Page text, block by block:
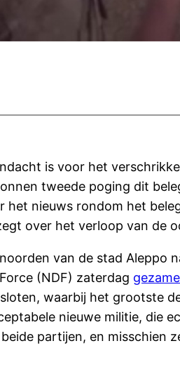
is voor het
tweede poging dit
nieuws rondom het
over het verloop van de
van de stad Aleppo
(NDF) zaterdag
waarbij het grootste
nieuwe militie, die
partijen, en misschien